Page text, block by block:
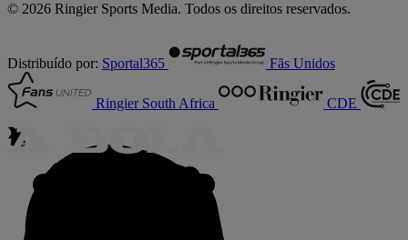
© 2026 Ringier Sports Media. Todos os direitos reservados.
Distribuído por: Sportal365 Fãs Unidos
Ringier South Africa CDE